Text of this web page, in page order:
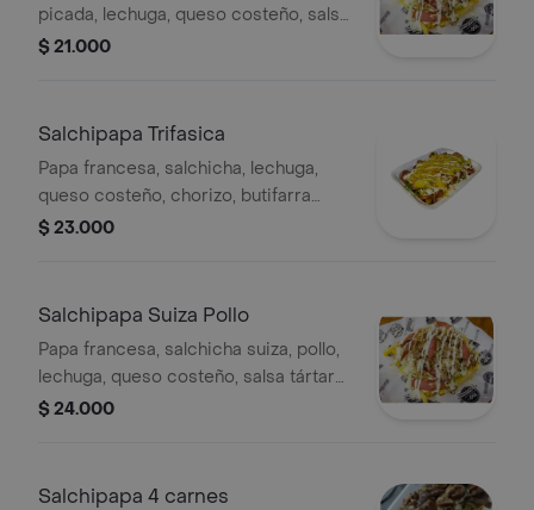
picada, lechuga, queso costeño, salsa
tártara, salsa de piña y papa fosforito.
$ 21.000
Salchipapa Trifasica
Papa francesa, salchicha, lechuga,
queso costeño, chorizo, butifarra
pollo salsa tártara, salsa de piña y
$ 23.000
Salchipapa Suiza Pollo
Papa francesa, salchicha suiza, pollo,
lechuga, queso costeño, salsa tártara,
salsa de piña y papas fosforo.
$ 24.000
Salchipapa 4 carnes